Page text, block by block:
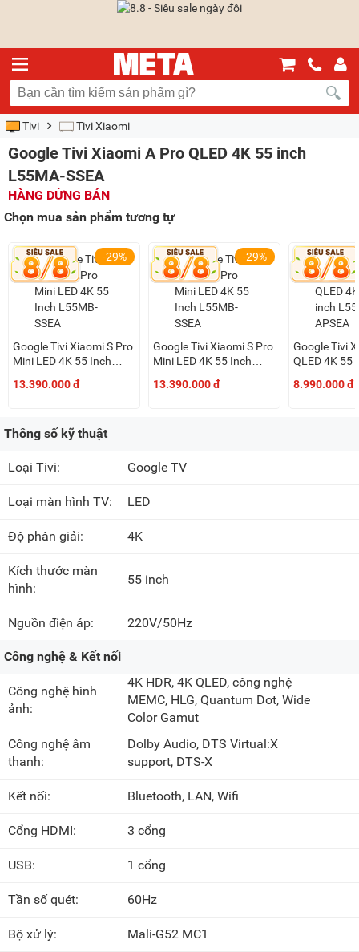
Tivi Tivi Xiaomi
Google Tivi Xiaomi A Pro QLED 4K 55 inch
L55MA-SSEA
HÀNG DỪNG BÁN
Chọn mua sản phẩm tương tự
-29%
Google Tivi Xiaomi S Pro
Mini LED 4K 55 Inch
13.390.000 đ
-29%
Google Tivi Xiaomi S Pro
Mini LED 4K 55 Inch
13.390.000 đ
Google Tivi
QLED 4K 55
8.990.000 đ
Thông số kỹ thuật
Loại Tivi: Google TV
Loại màn hình TV: LED
Độ phân giải: 4K
Kích thước màn
hình:
55 inch
Nguồn điện áp: 220V/50Hz
Công nghệ & Kết nối
Công nghệ hình
ảnh:
4K HDR, 4K QLED, công nghệ
MEMC, HLG, Quantum Dot, Wide
Color Gamut
Công nghệ âm
thanh:
Dolby Audio, DTS Virtual:X
support, DTS-X
Kết nối: Bluetooth, LAN, Wifi
Cổng HDMI: 3 cổng
USB: 1 cổng
Tần số quét: 60Hz
Bộ xử lý: Mali-G52 MC1